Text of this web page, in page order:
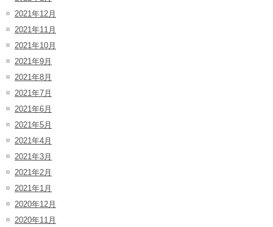
2021年12月
2021年11月
2021年10月
2021年9月
2021年8月
2021年7月
2021年6月
2021年5月
2021年4月
2021年3月
2021年2月
2021年1月
2020年12月
2020年11月